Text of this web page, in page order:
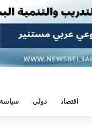
اقتصاد دولي سياسة